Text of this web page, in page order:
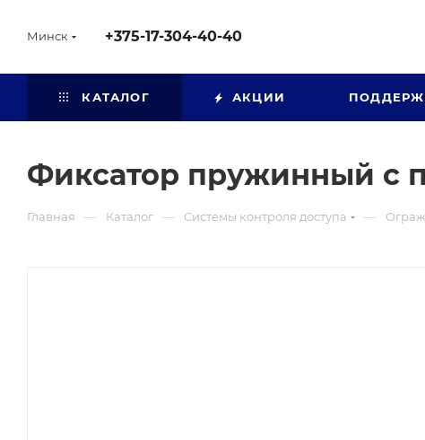
Минск +375-17-304-40-40
КАТАЛОГ АКЦИИ
Фиксатор пружинный с
Главная — Каталог — Системы контроля доступа —